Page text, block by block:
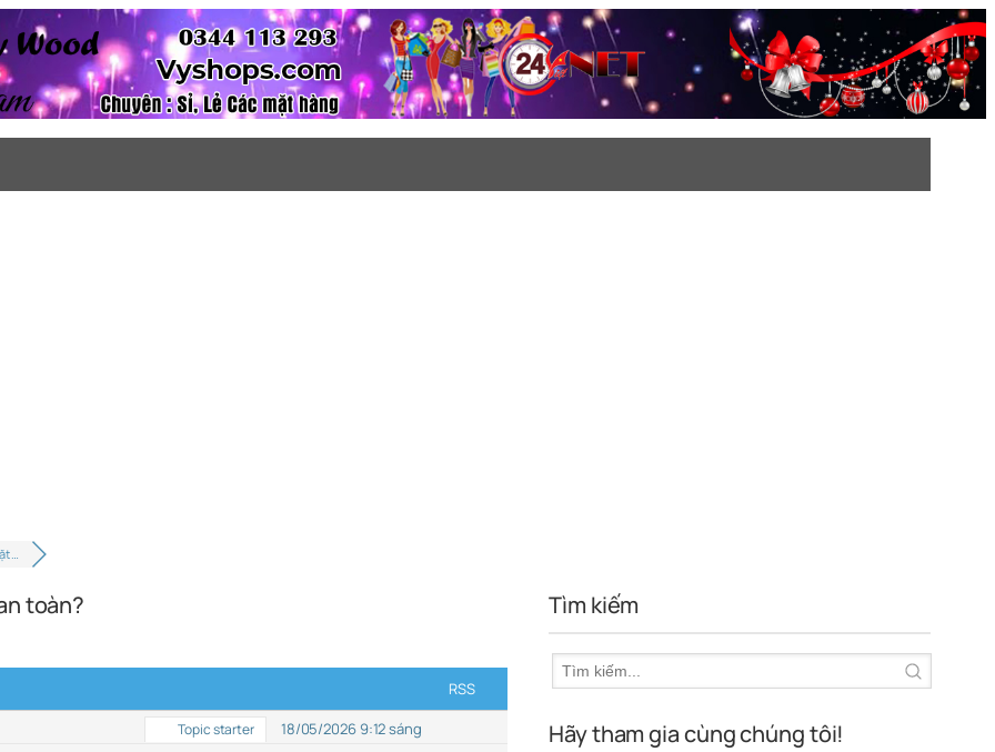
…
toàn?
RSS
Topic starter 18/05/2026 9:12 sáng
Tìm kiếm
Hãy tham gia cùng chúng tôi!